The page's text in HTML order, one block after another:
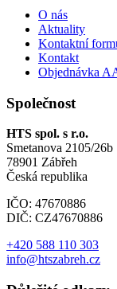
O nás
Aktuality
Kontaktní
Kontakt
Objednávka
Společnost
HTS spol. s r.o.
Smetanova 2105/26b
78901 Zábřeh
Česká republika
IČO: 47670886
DIČ: CZ47670886
+420 588 110 303
info@htszabreh.cz